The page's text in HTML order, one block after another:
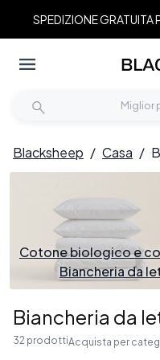
SPEDIZIONE GRATUITA
Blacksheep / Casa /
Cotone biologico e
Biancheria da
Biancheria da
32 prodottiAcquista per